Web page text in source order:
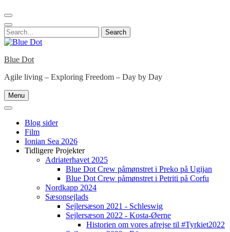
Search
for:
Search
Blue Dot
Agile living – Exploring Freedom – Day by Day
Menu
Blog sider
Film
Ionian Sea 2026
Tidligere Projekter
Adriaterhavet 2025
Blue Dot Crew påmønstret i Preko på Ugijan
Blue Dot Crew påmønstret i Petriti på Corfu
Nordkapp 2024
Sæsonsejlads
Sejlersæson 2021 - Schleswig
Sejlersæson 2022 - Kosta-Øerne
Historien om vores afrejse til #Tyrkiet2022